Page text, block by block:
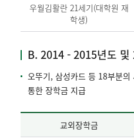
우월김활란 21세기(대학원 재
학생)
B. 2014 - 2015년도 및
오뚜기, 삼성카드 등 18부분
통한 장학금 지급
교외장학금